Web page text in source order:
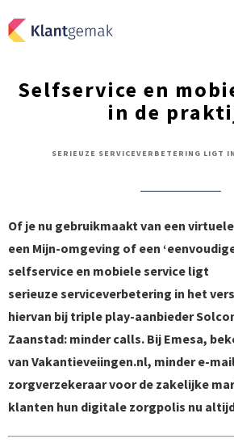
Selfservice en
in de
SERIEUZE SERVICEVERBETERING LIGT
Of je nu gebruikmaakt van een
een Mijn-omgeving of een
selfservice en mobiele service ligt
serieuze serviceverbetering in het
hiervan bij triple play-aanbieder
Zaanstad: minder calls. Bij Emesa,
van Vakantieveiingen.nl, minder e-
zorgverzekeraar voor de zakelijke
klanten hun digitale zorgpolis nu